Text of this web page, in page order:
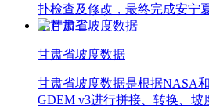
扑检查及修改，最终完成安宁
生产加工。
甘肃省坡度数据
甘肃省坡度数据是根据NASA
GDEM v3进行拼接、转换、坡